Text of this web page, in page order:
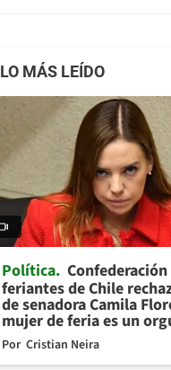
LO MÁS LEÍDO
Política Confederación
feriantes de Chile
de senadora Camila
mujer de feria es un
Por Cristian Neira